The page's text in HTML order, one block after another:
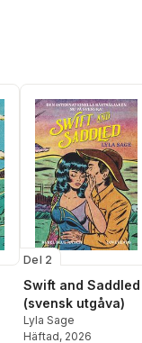
Del 2
Swift and Saddled
(svensk utgåva)
Lyla Sage
Häftad, 2026